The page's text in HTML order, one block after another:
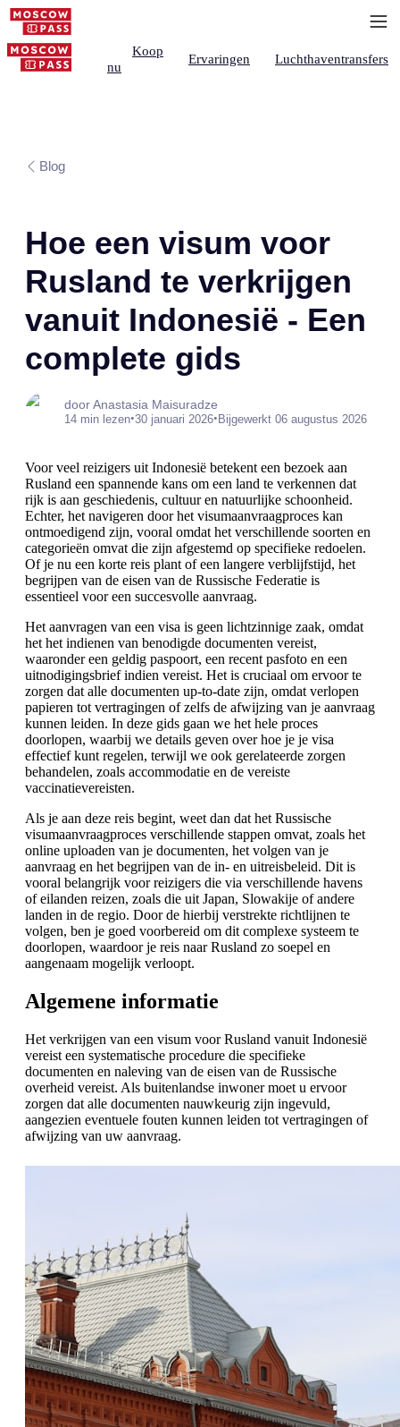
Koop
nu
Ervaringen Luchthaventransfers
Blog
Hoe een visum voor
Rusland te verkrijgen
vanuit Indonesië - Een
complete gids
door Anastasia Maisuradze
14 min lezen•30 januari 2026•Bijgewerkt 06 augustus 2026
Voor veel reizigers uit Indonesië betekent een bezoek aan
Rusland een spannende kans om een land te verkennen dat
rijk is aan geschiedenis, cultuur en natuurlijke schoonheid.
Echter, het navigeren door het visumaanvraagproces kan
ontmoedigend zijn, vooral omdat het verschillende soorten en
categorieën omvat die zijn afgestemd op specifieke redoelen.
Of je nu een korte reis plant of een langere verblijfstijd, het
begrijpen van de eisen van de Russische Federatie is
essentieel voor een succesvolle aanvraag.
Het aanvragen van een visa is geen lichtzinnige zaak, omdat
het het indienen van benodigde documenten vereist,
waaronder een geldig paspoort, een recent pasfoto en een
uitnodigingsbrief indien vereist. Het is cruciaal om ervoor te
zorgen dat alle documenten up-to-date zijn, omdat verlopen
papieren tot vertragingen of zelfs de afwijzing van je aanvraag
kunnen leiden. In deze gids gaan we het hele proces
doorlopen, waarbij we details geven over hoe je je visa
effectief kunt regelen, terwijl we ook gerelateerde zorgen
behandelen, zoals accommodatie en de vereiste
vaccinatievereisten.
Als je aan deze reis begint, weet dan dat het Russische
visumaanvraagproces verschillende stappen omvat, zoals het
online uploaden van je documenten, het volgen van je
aanvraag en het begrijpen van de in- en uitreisbeleid. Dit is
vooral belangrijk voor reizigers die via verschillende havens
of eilanden reizen, zoals die uit Japan, Slowakije of andere
landen in de regio. Door de hierbij verstrekte richtlijnen te
volgen, ben je goed voorbereid om dit complexe systeem te
doorlopen, waardoor je reis naar Rusland zo soepel en
aangenaam mogelijk verloopt.
Algemene informatie
Het verkrijgen van een visum voor Rusland vanuit Indonesië
vereist een systematische procedure die specifieke
documenten en naleving van de eisen van de Russische
overheid vereist. Als buitenlandse inwoner moet u ervoor
zorgen dat alle documenten nauwkeurig zijn ingevuld,
aangezien eventuele fouten kunnen leiden tot vertragingen of
afwijzing van uw aanvraag.